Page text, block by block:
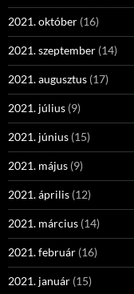
2021. október (16)
2021. szeptember (14)
2021. augusztus (17)
2021. július (9)
2021. június (15)
2021. május (9)
2021. április (12)
2021. március (14)
2021. február (16)
2021. január (15)